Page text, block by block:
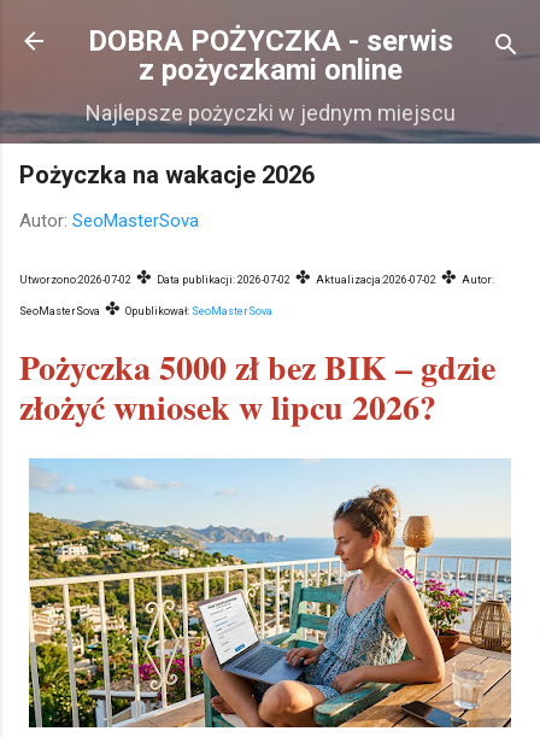
Przejdź do głównej zawartości
DOBRA POŻYCZKA - serwis
z pożyczkami online
Najlepsze pożyczki w jednym miejscu
Pożyczka na wakacje 2026
Autor: SeoMasterSova
Utworzono:2026-07-02 ✤ Data publikacji: 2026-07-02 ✤ Aktualizacja:2026-07-02 ✤ Autor:
SeoMasterSova ✤ Opublikował: SeoMasterSova
Pożyczka 5000 zł bez BIK – gdzie
złożyć wniosek w lipcu 2026?